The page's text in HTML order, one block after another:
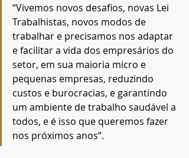
“Vivemos novos desafios, novas Lei
Trabalhistas, novos modos de
trabalhar e precisamos nos adaptar
e facilitar a vida dos empresários do
setor, em sua maioria micro e
pequenas empresas, reduzindo
custos e burocracias, e garantindo
um ambiente de trabalho saudável a
todos, e é isso que queremos fazer
nos próximos anos”.